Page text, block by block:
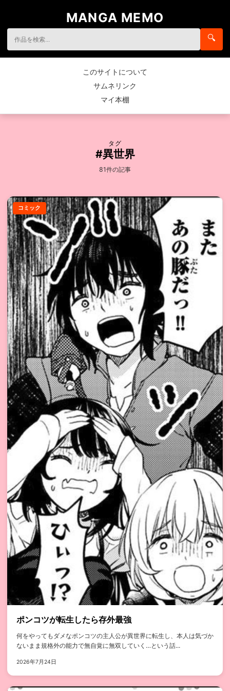
MANGA MEMO
🔍
このサイトについて
サムネリンク
マイ本棚
タグ
#異世界
81件の記事
コミック
ポンコツが転生したら存外最強
何をやってもダメなポンコツの主人公が異世界に転生し、本人は気づか
ないまま規格外の能力で無自覚に無双していく…という話...
2026年7月24日